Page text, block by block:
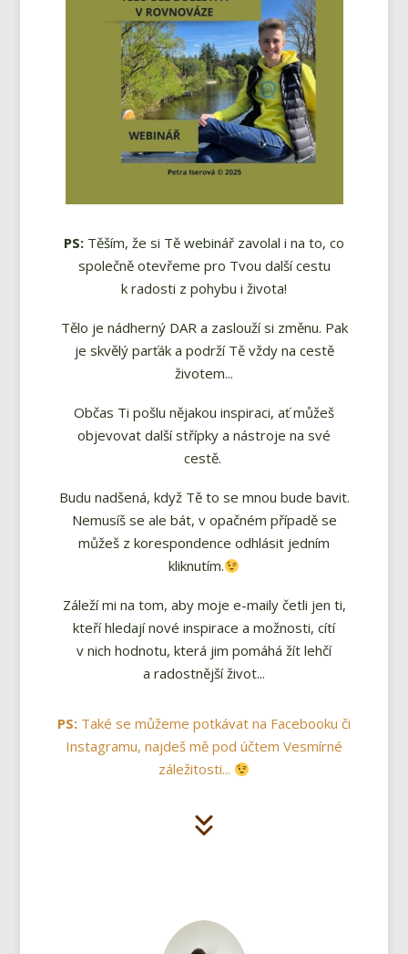
PS: Těším, že si Tě webinář zavolal i na to, co
společně otevřeme pro Tvou další cestu
k radosti z pohybu i života!
Tělo je nádherný DAR a zaslouží si změnu. Pak
je skvělý parťák a podrží Tě vždy na cestě
životem...
Občas Ti pošlu nějakou inspiraci, ať můžeš
objevovat další střípky a nástroje na své
cestě.
Budu nadšená, když Tě to se mnou bude bavit.
Nemusíš se ale bát, v opačném případě se
můžeš z korespondence odhlásit jedním
kliknutím.
Záleží mi na tom, aby moje e-maily četli jen ti,
kteří hledají nové inspirace a možnosti, cítí
v nich hodnotu, která jim pomáhá žít lehčí
a radostnější život...
PS: Také se můžeme potkávat na Facebooku či
Instagramu, najdeš mě pod účtem Vesmírné
záležitosti...